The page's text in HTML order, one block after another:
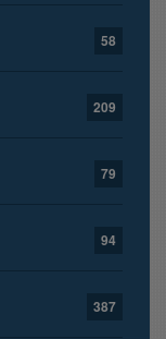
58
209
79
94
387